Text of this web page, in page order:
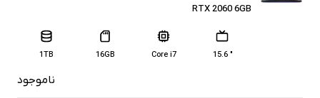
RTX 2060 6GB
" 15.6
Core i7
16GB
1TB
ناموجود